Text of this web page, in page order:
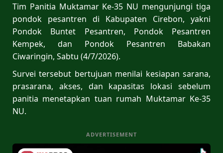
Tim Panitia Muktamar Ke-35 NU mengunjungi tiga
pondok pesantren di Kabupaten Cirebon, yakni
Pondok Buntet Pesantren, Pondok Pesantren
Kempek, dan Pondok Pesantren Babakan
Ciwaringin, Sabtu (4/7/2026).
Survei tersebut bertujuan menilai kesiapan sarana,
prasarana, akses, dan kapasitas lokasi sebelum
panitia menetapkan tuan rumah Muktamar Ke-35
NU.
ADVERTISEMENT